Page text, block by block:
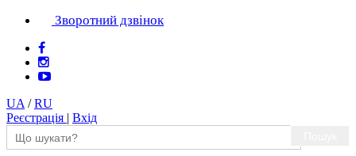
Зворотний дзвінок
UA /RU
Реєстрація | Вхід